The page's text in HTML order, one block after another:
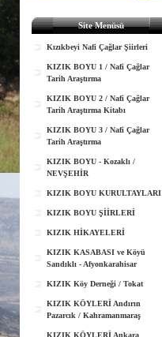
Site Menüsü
Kızıkbeyi Nafi Çağlar Şiirleri
KIZIK BOYU 1 / Nafi Çağlar
Tarih Araştırma
KIZIK BOYU 2 / Nafi Çağlar
Tarih Araştırma Kitabı
KIZIK BOYU 3 / Nafi Çağlar
Tarih Araştırma
KIZIK BOYU - Kozaklı /
NEVŞEHİR
KIZIK BOYU KURULTAYLARI
KIZIK BOYU ŞİİRLERİ
KIZIK HİKAYELERİ
KIZIK KASABASI ve Köyü
Sandıklı - Afyonkarahisar
KIZIK Köy Derneği / Tokat
KIZIK KÖYLERİ Andırın
Pazarcık / Kahramanmaraş
KIZIK KÖYLERİ Ankara